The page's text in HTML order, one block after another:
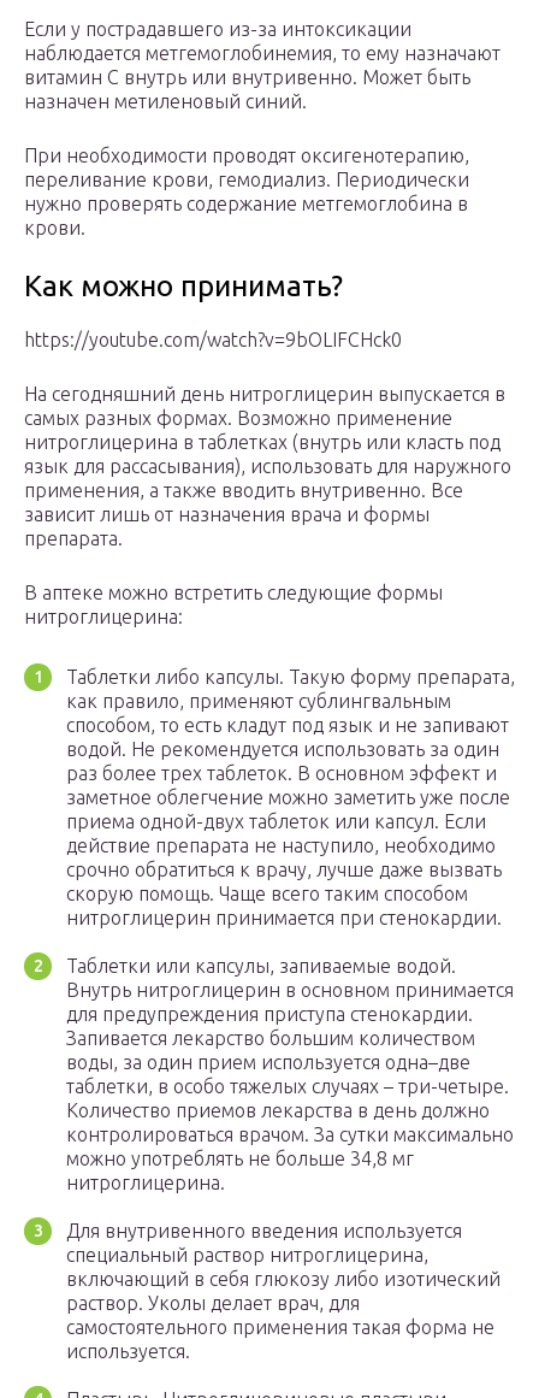
Если у пострадавшего из-за интоксикации
наблюдается метгемоглобинемия, то ему назначают
витамин С внутрь или внутривенно. Может быть
назначен метиленовый синий.
При необходимости проводят оксигенотерапию,
переливание крови, гемодиализ. Периодически
нужно проверять содержание метгемоглобина в
крови.
Как можно принимать?
https://youtube.com/watch?v=9bOLIFCHck0
На сегодняшний день нитроглицерин выпускается в
самых разных формах. Возможно применение
нитроглицерина в таблетках (внутрь или класть под
язык для рассасывания), использовать для наружного
применения, а также вводить внутривенно. Все
зависит лишь от назначения врача и формы
препарата.
В аптеке можно встретить следующие формы
нитроглицерина:
Таблетки либо капсулы. Такую форму препарата,
как правило, применяют сублингвальным
способом, то есть кладут под язык и не запивают
водой. Не рекомендуется использовать за один
раз более трех таблеток. В основном эффект и
заметное облегчение можно заметить уже после
приема одной-двух таблеток или капсул. Если
действие препарата не наступило, необходимо
срочно обратиться к врачу, лучше даже вызвать
скорую помощь. Чаще всего таким способом
нитроглицерин принимается при стенокардии.
Таблетки или капсулы, запиваемые водой.
Внутрь нитроглицерин в основном принимается
для предупреждения приступа стенокардии.
Запивается лекарство большим количеством
воды, за один прием используется одна–две
таблетки, в особо тяжелых случаях – три-четыре.
Количество приемов лекарства в день должно
контролироваться врачом. За сутки максимально
можно употреблять не больше 34,8 мг
нитроглицерина.
Для внутривенного введения используется
специальный раствор нитроглицерина,
включающий в себя глюкозу либо изотический
раствор. Уколы делает врач, для
самостоятельного применения такая форма не
используется.